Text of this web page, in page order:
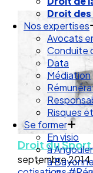
Droit
Nos expertises
Avocats
Conduite
Data
Médiation
Risques
Se former
En visio
à
à
Droit du Sport
septembre 2014